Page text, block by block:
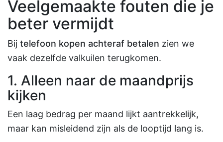
Veelgemaakte fouten die je
beter vermijdt
Bij telefoon kopen achteraf betalen zien we
vaak dezelfde valkuilen terugkomen.
1. Alleen naar de maandprijs
kijken
Een laag bedrag per maand lijkt aantrekkelijk,
maar kan misleidend zijn als de looptijd lang is.